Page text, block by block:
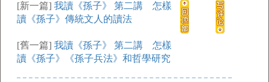
[新一篇] 我讀《孫子》 第二講 怎樣
讀《孫子》傳統文人的讀法
[舊一篇] 我讀《孫子》 第二講 怎樣
讀《孫子》《孫子兵法》和哲學研究